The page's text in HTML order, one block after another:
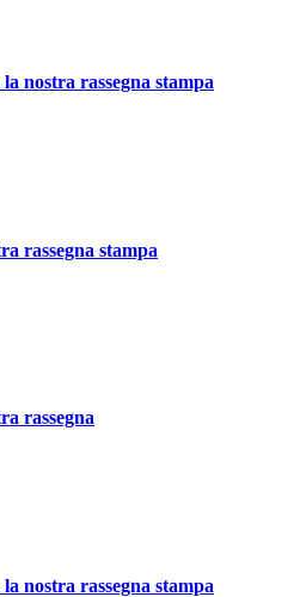
nostra rassegna stampa
rassegna stampa
rassegna
nostra rassegna stampa